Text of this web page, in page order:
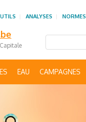
ANALYSES NORMES
EAU CAMPAGNES